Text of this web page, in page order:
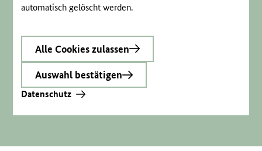
automatisch gelöscht werden.
Alle Cookies zulassen
Auswahl bestätigen
Datenschutz